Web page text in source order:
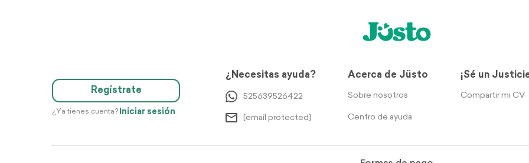
Regístrate
¿Ya tienes cuenta? Iniciar sesión
¿Necesitas ayuda?
525639526422
[email protected]
Acerca de Jüsto
Sobre nosotros
Centro de ayuda
¡Sé un
Compartir mi CV